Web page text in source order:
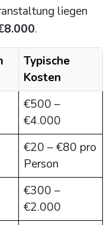
liegen
.
Typische
Kosten
€500 –
€4.000
€20 – €80 pro
Person
€300 –
€2.000